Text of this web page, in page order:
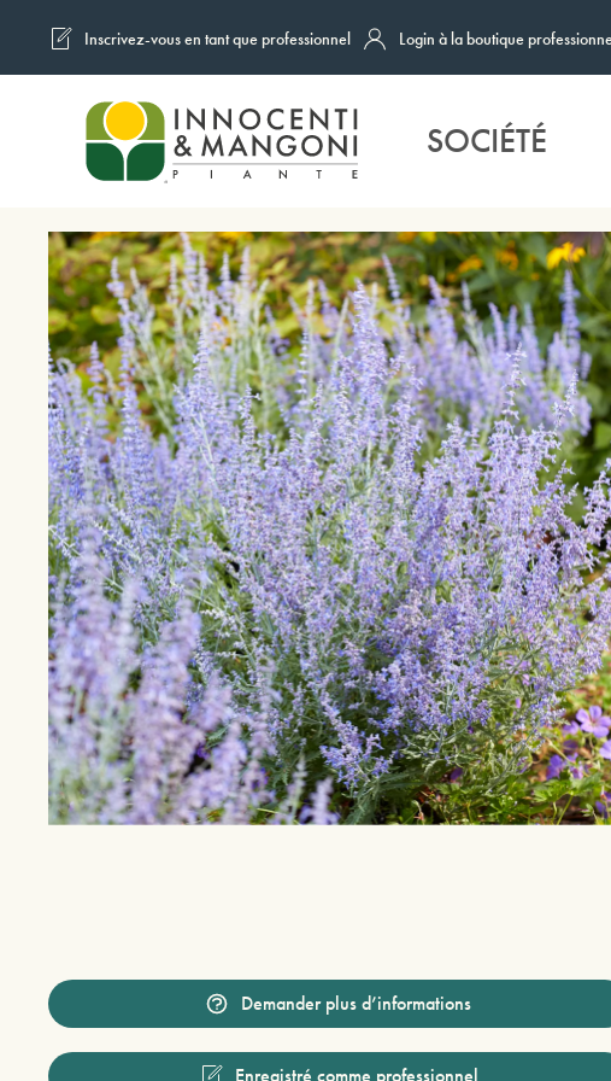
Skip to main content
Inscrivez-vous en tant que professionnel Login à la boutique
SOCIÉTÉ
Demander plus d’informations
Enregistré comme professionnel